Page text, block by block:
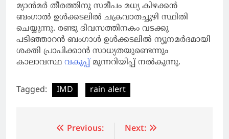
മ്യാന്‍മര്‍ തീരത്തിനു സമീപം മധ്യ കിഴക്കന്‍
ബംഗാല്‍ ഉള്‍ക്കടലില്‍ ചക്രവാതച്ചുഴി സ്ഥിതി
ചെയ്യുന്നു. രണ്ടു ദിവസത്തിനകം വടക്കു
പടിഞ്ഞാറന്‍ ബംഗാള്‍ ഉള്‍ക്കടലില്‍ ന്യൂനമര്‍ദമായി
ശക്തി പ്രാപിക്കാന്‍ സാധ്യതയുണ്ടെന്നും
കാലാവസ്ഥ വകുപ്പ് മുന്നറിയിപ്പ് നല്‍കുന്നു.
Tagged: IMD rain alert
Previous:
Next: